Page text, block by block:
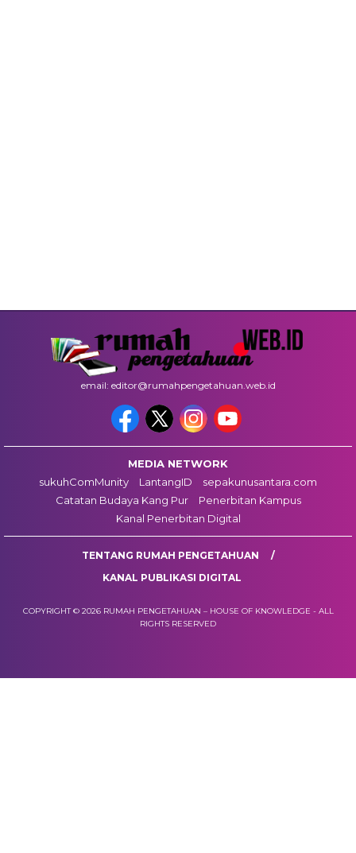
email: editor@rumahpengetahuan.web.id
MEDIA NETWORK
sukuhComMunity
LantangID
sepakunusantara.com
Catatan Budaya Kang Pur
Penerbitan Kampus
Kanal Penerbitan Digital
TENTANG RUMAH PENGETAHUAN
KANAL PUBLIKASI DIGITAL
COPYRIGHT © 2026 RUMAH PENGETAHUAN – HOUSE OF KNOWLEDGE - ALL
RIGHTS RESERVED